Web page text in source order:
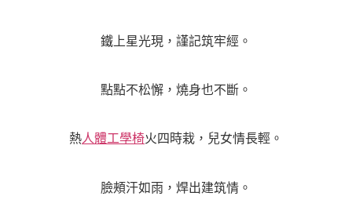
鐵上星光現，謹記筑牢經。
點點不松懈，燒身也不斷。
熱人體工學椅火四時栽，兒女情長輕。
臉頰汗如雨，焊出建筑情。